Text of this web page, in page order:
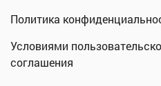
Политика
Условиями
соглашения